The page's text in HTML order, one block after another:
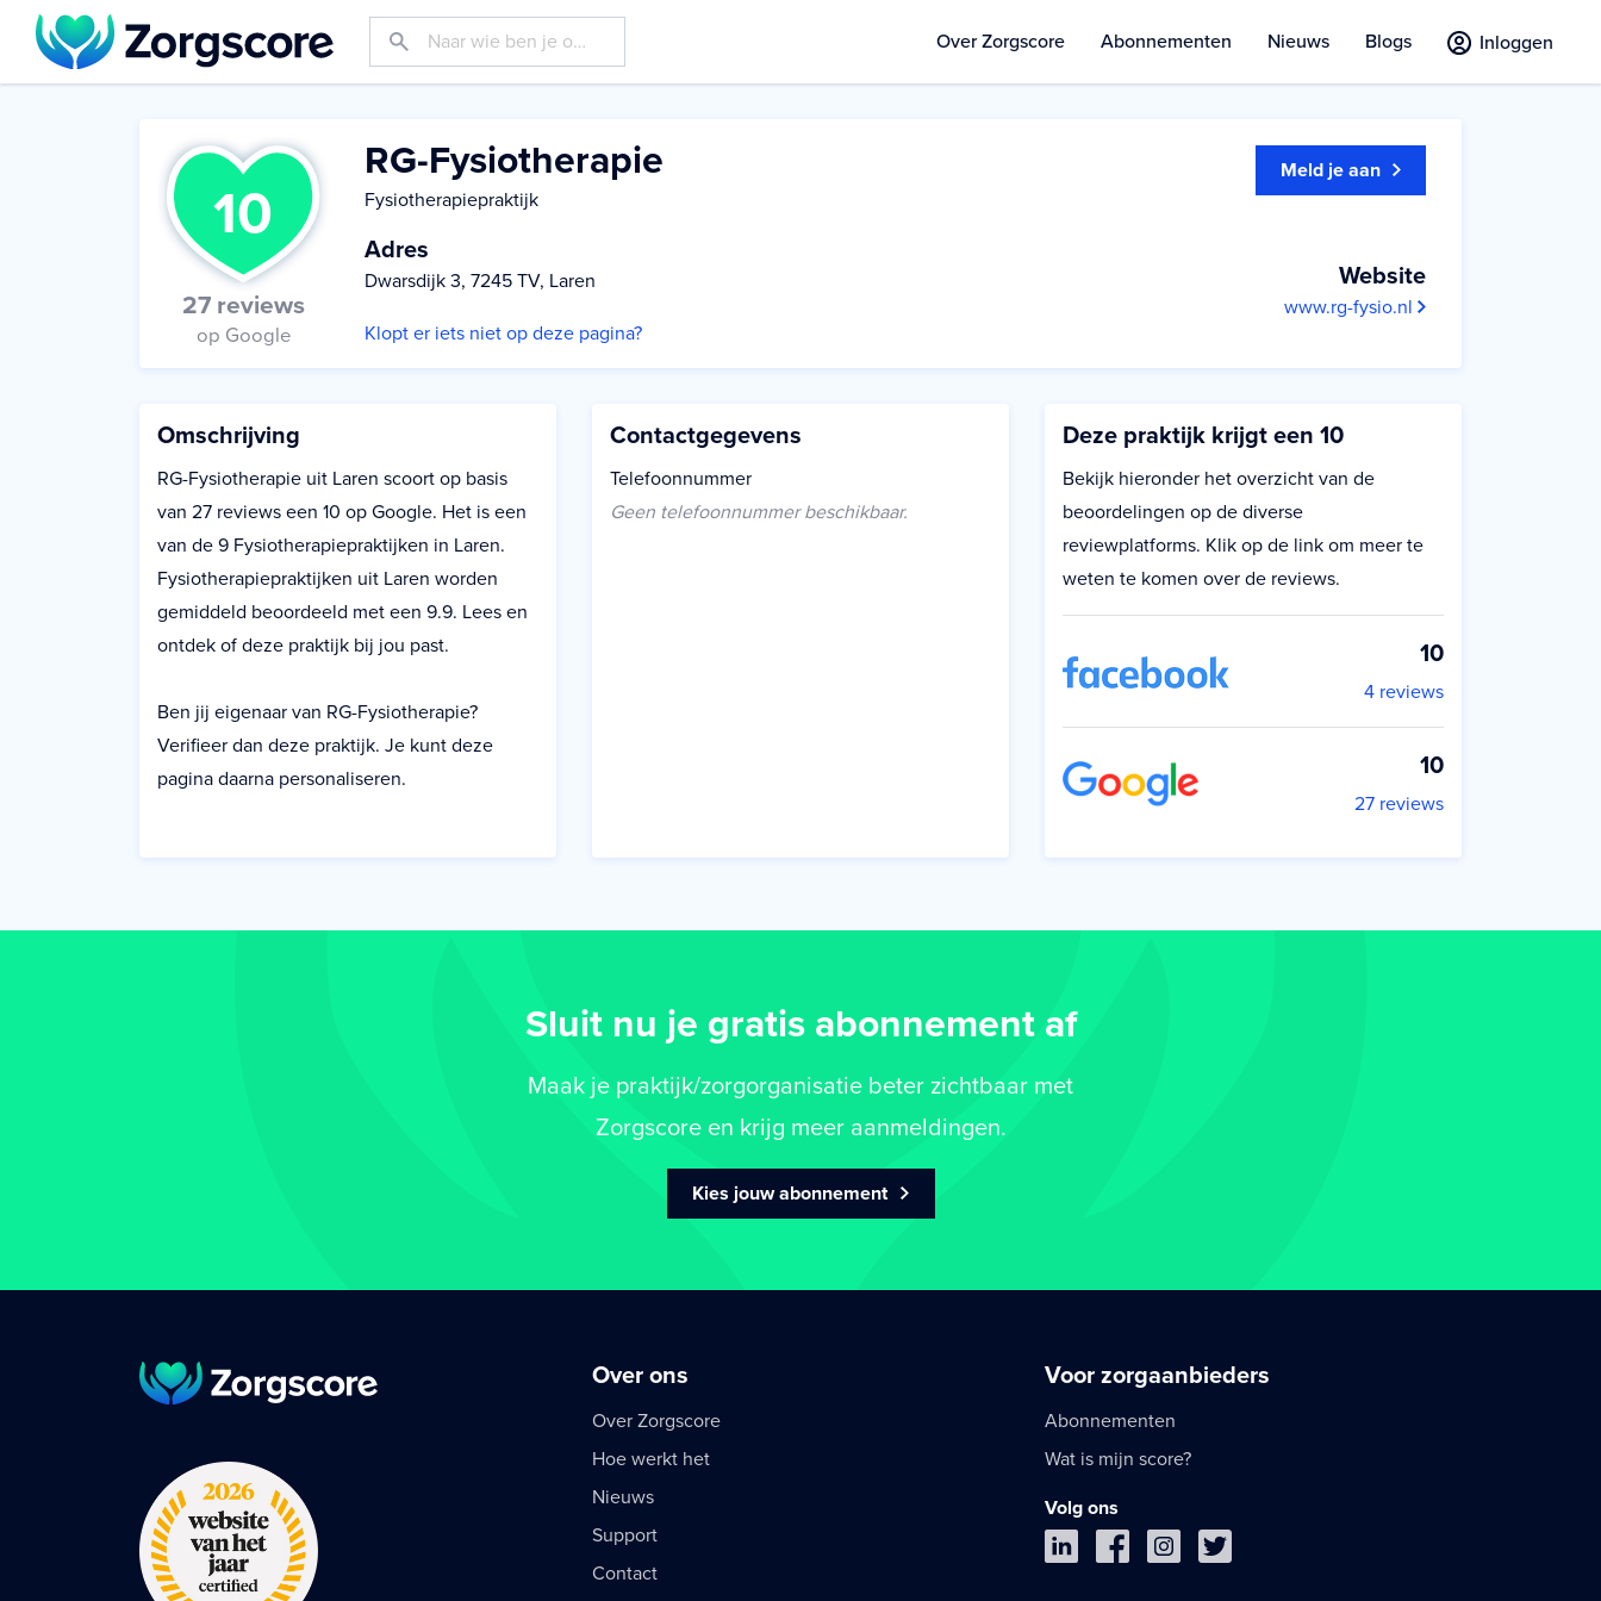
Over Zorgscore Abonnementen Nieuws Blogs Inloggen
10
27 reviews
op Google
RG-Fysiotherapie
Fysiotherapiepraktijk
Adres
Dwarsdijk 3, 7245 TV, Laren
Klopt er iets niet op deze pagina?
Meld je aan
Website
www.rg-fysio.nl
Omschrijving
RG-Fysiotherapie uit Laren scoort op basis
van 27 reviews een 10 op Google. Het is een
van de 9 Fysiotherapiepraktijken in Laren.
Fysiotherapiepraktijken uit Laren worden
gemiddeld beoordeeld met een 9.9. Lees en
ontdek of deze praktijk bij jou past.
Ben jij eigenaar van RG-Fysiotherapie?
Verifieer dan deze praktijk. Je kunt deze
pagina daarna personaliseren.
Contactgegevens
Telefoonnummer
Geen telefoonnummer beschikbaar.
Deze praktijk krijgt een 10
Bekijk hieronder het overzicht van de
beoordelingen op de diverse
reviewplatforms. Klik op de link om meer te
weten te komen over de reviews.
10
4 reviews
10
27 reviews
Sluit nu je gratis abonnement af
Maak je praktijk/zorgorganisatie beter zichtbaar met
Zorgscore en krijg meer aanmeldingen.
Kies jouw abonnement
Over ons
Over Zorgscore
Hoe werkt het
Nieuws
Support
Contact
Voor zorgaanbieders
Abonnementen
Wat is mijn score?
Volg ons